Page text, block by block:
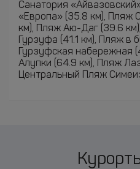
Санатория
«Европа» (35.8 км), Пляж
км), Пляж Аю-Даг (39.6
Гурзуфа (41.1 км), Пляж в
Гурзуфская набережная
Алупки (64.9 км), Пляж
Центральный Пляж